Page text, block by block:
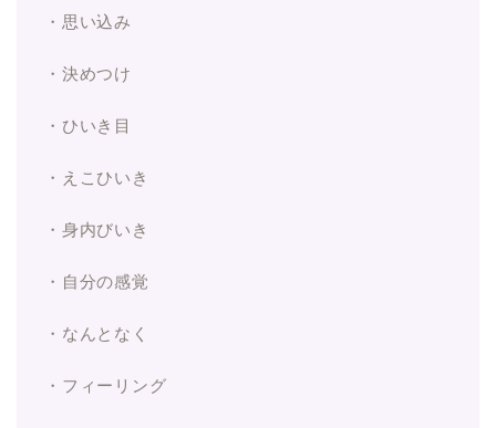
・思い込み
・決めつけ
・ひいき目
・えこひいき
・身内びいき
・自分の感覚
・なんとなく
・フィーリング